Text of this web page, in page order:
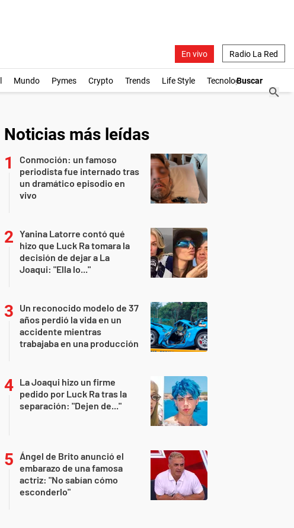
En vivo Radio La Red
Mundo Pymes Crypto Trends Life Style Tecnología
Noticias más leídas
Conmoción: un famoso
periodista fue internado tras
un dramático episodio en
vivo
Yanina Latorre contó qué
hizo que Luck Ra tomara la
decisión de dejar a La
Joaqui: "Ella lo..."
Un reconocido modelo de 37
años perdió la vida en un
accidente mientras
trabajaba en una producción
La Joaqui hizo un firme
pedido por Luck Ra tras la
separación: "Dejen de..."
Ángel de Brito anunció el
embarazo de una famosa
actriz: "No sabían cómo
esconderlo"